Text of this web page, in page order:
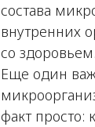
состава
внутренних
со здоровьем.
Еще один
факт